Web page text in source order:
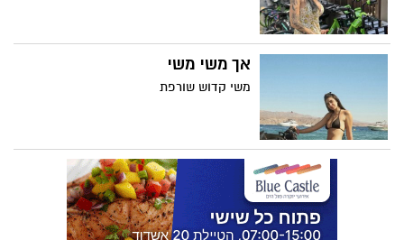
אך משי משי
משי קדוש שורפת